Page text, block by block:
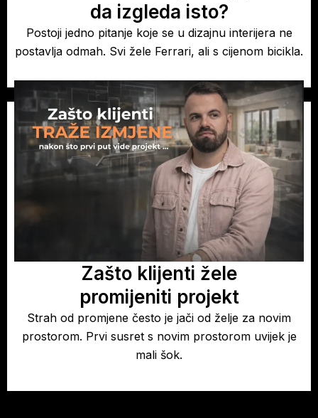
da izgleda isto?
Postoji jedno pitanje koje se u dizajnu interijera ne
postavlja odmah. Svi žele Ferrari, ali s cijenom bicikla.
Zašto klijenti žele
promijeniti projekt
Strah od promjene često je jači od želje za novim
prostorom. Prvi susret s novim prostorom uvijek je
mali šok.